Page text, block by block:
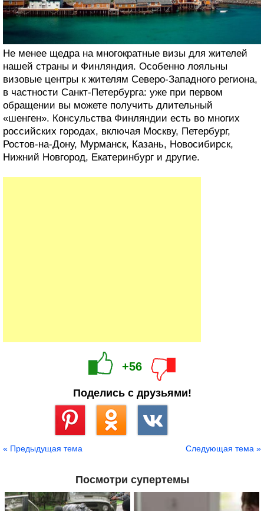
Не менее щедра на многократные визы для жителей
нашей страны и Финляндия. Особенно лояльны
визовые центры к жителям Северо-Западного региона,
в частности Санкт-Петербурга: уже при первом
обращении вы можете получить длительный
«шенген». Консульства Финляндии есть во многих
российских городах, включая Москву, Петербург,
Ростов-на-Дону, Мурманск, Казань, Новосибирск,
Нижний Новгород, Екатеринбург и другие.
+56
Поделись с друзьями!
« Предыдущая тема Следующая тема »
Посмотри супертемы